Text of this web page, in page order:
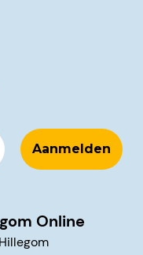
Online